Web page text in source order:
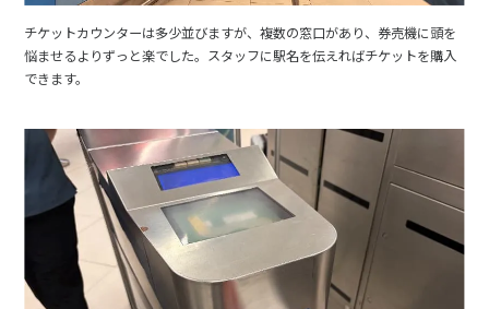
チケットカウンターは多少並びますが、複数の窓口があり、券売機に頭を
悩ませるよりずっと楽でした。スタッフに駅名を伝えればチケットを購入
できます。